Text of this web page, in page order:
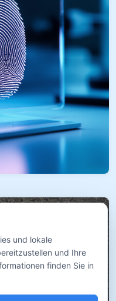
und lokale
und Ihre
finden Sie in